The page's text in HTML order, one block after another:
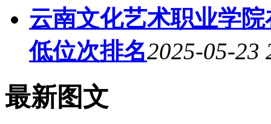
云南文化艺术职业学
低位次排名2025-05-23
最新图文